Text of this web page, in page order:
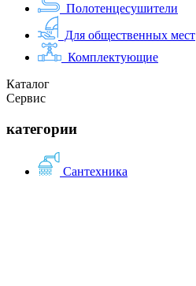
Полотенцесушители
Для общественных мест
Комплектующие
Каталог
Сервис
категории
Сантехника